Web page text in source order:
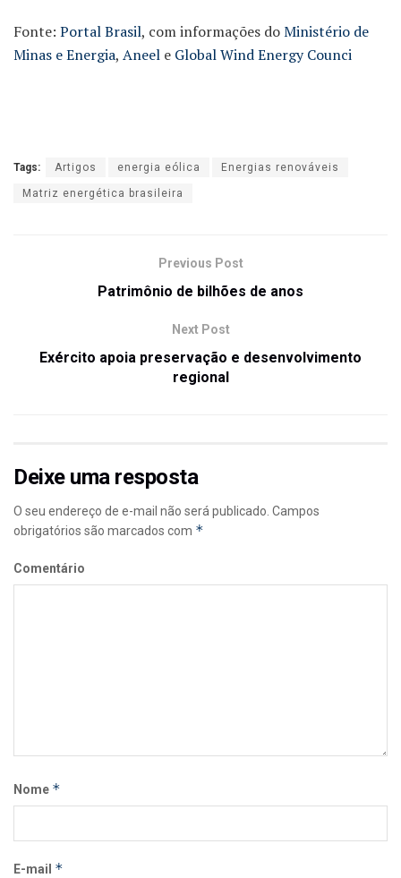
Fonte: Portal Brasil, com informações doMinistério de
Minas e Energia, Aneel e Global Wind Energy Counci
Tags: Artigos energia eólica Energias renováveis
Matriz energética brasileira
Previous Post
Patrimônio de bilhões de anos
Next Post
Exército apoia preservação e desenvolvimento
regional
Deixe uma resposta
O seu endereço de e-mail não será publicado. Campos
obrigatórios são marcados com *
Comentário
Nome *
E-mail *